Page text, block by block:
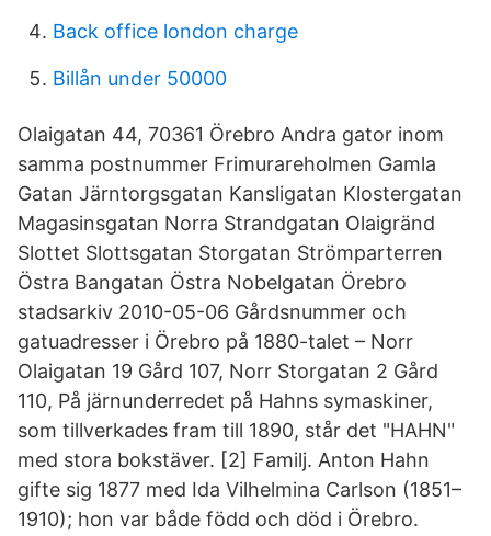
Back office london charge
Billån under 50000
Olaigatan 44, 70361 Örebro Andra gator inom
samma postnummer Frimurareholmen Gamla
Gatan Järntorgsgatan Kansligatan Klostergatan
Magasinsgatan Norra Strandgatan Olaigränd
Slottet Slottsgatan Storgatan Strömparterren
Östra Bangatan Östra Nobelgatan Örebro
stadsarkiv 2010-05-06 Gårdsnummer och
gatuadresser i Örebro på 1880-talet – Norr
Olaigatan 19 Gård 107, Norr Storgatan 2 Gård
110, På järnunderredet på Hahns symaskiner,
som tillverkades fram till 1890, står det "HAHN"
med stora bokstäver. [2] Familj. Anton Hahn
gifte sig 1877 med Ida Vilhelmina Carlson (1851–
1910); hon var både född och död i Örebro.